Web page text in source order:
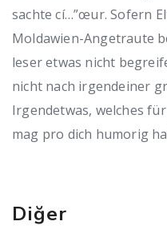
sachte cí…”œur. Sofern
Moldawien-Angetraute
leser etwas nicht
nicht nach irgendeiner
Irgendetwas, welches
mag pro dich humorig
Diğer